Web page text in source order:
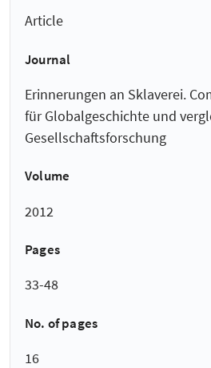
Article
Journal
Erinnerungen an Sklaverei.
für Globalgeschichte und
Gesellschaftsforschung
Volume
2012
Pages
33-48
No. of pages
16